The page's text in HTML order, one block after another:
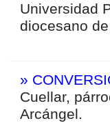
Universidad
diocesano
»
Cuellar,
Arcángel.